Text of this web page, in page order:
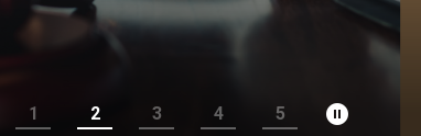
1 2 3 4 5 pause_circle_filled